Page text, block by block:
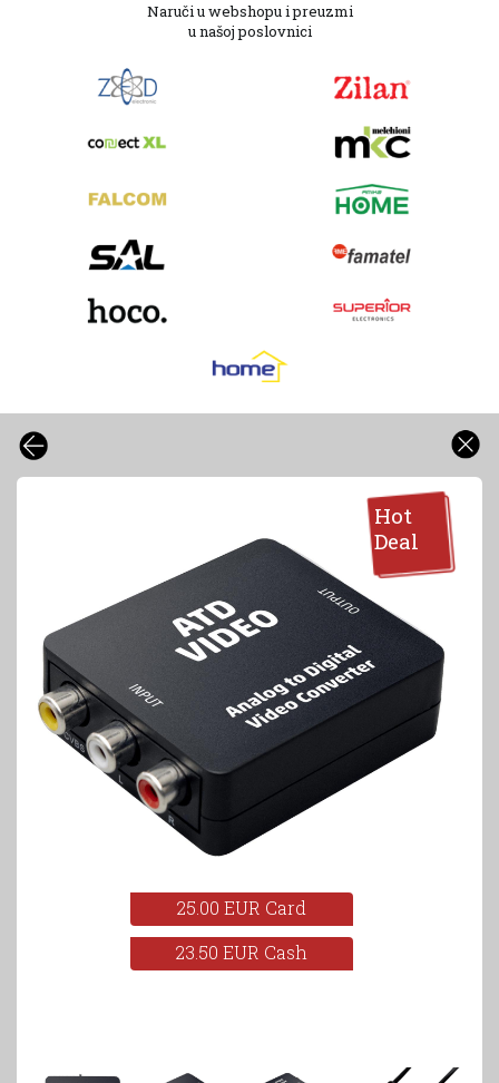
Naruči u webshopu i preuzmi
u našoj poslovnici
Hot
Deal
25.00 EUR Card
23.50 EUR Cash